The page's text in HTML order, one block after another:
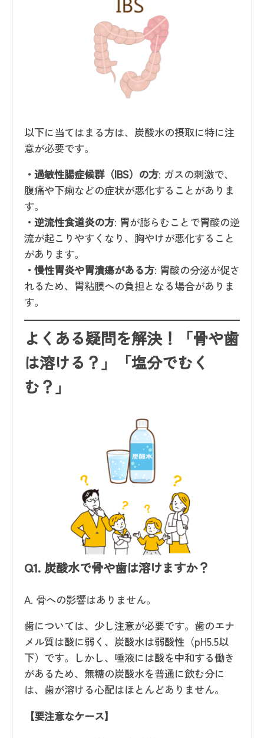
以下に当てはまる方は、炭酸水の摂取に特に注
意が必要です。
・過敏性腸症候群（IBS）の方: ガスの刺激で、
腹痛や下痢などの症状が悪化することがありま
す。
・逆流性食道炎の方: 胃が膨らむことで胃酸の逆
流が起こりやすくなり、胸やけが悪化すること
があります。
・慢性胃炎や胃潰瘍がある方: 胃酸の分泌が促さ
れるため、胃粘膜への負担となる場合がありま
す。
よくある疑問を解決！「骨や歯
は溶ける？」「塩分でむく
む？」
Q1. 炭酸水で骨や歯は溶けますか？
A. 骨への影響はありません。
歯については、少し注意が必要です。歯のエナ
メル質は酸に弱く、炭酸水は弱酸性（pH5.5以
下）です。しかし、唾液には酸を中和する働き
があるため、無糖の炭酸水を普通に飲む分に
は、歯が溶ける心配はほとんどありません。
【要注意なケース】